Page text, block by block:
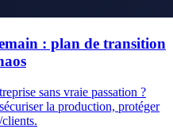
: plan de transition
sans vraie passation ?
la production, protéger